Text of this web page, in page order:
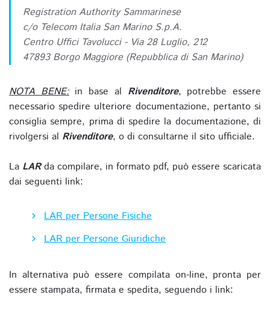
Registration Authority Sammarinese
c/o Telecom Italia San Marino S.p.A.
Centro Uffici Tavolucci - Via 28 Luglio, 212
47893 Borgo Maggiore (Repubblica di San Marino)
NOTA BENE:in base al Rivenditore, potrebbe essere
necessario spedire ulteriore documentazione, pertanto si
consiglia sempre, prima di spedire la documentazione, di
rivolgersi al Rivenditore, o di consultarne il sito ufficiale.
La LARda compilare, in formato pdf, può essere scaricata
dai seguenti link:
LAR per Persone Fisiche
LAR per Persone Giuridiche
In alternativa può essere compilata on-line, pronta per
essere stampata, firmata e spedita, seguendo i link: